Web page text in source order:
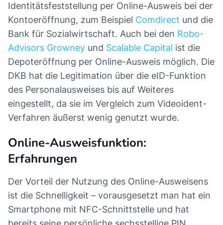
Identitätsfeststellung per Online-Ausweis bei der
Kontoeröffnung, zum Beispiel Comdirect und die
Bank für Sozialwirtschaft. Auch bei den Robo-
Advisors Growney und Scalable Capital ist die
Depoteröffnung per Online-Ausweis möglich. Die
DKB hat die Legitimation über die eID-Funktion
des Personalausweises bis auf Weiteres
eingestellt, da sie im Vergleich zum Videoident-
Verfahren äußerst wenig genutzt wurde.
Online-Ausweisfunktion:
Erfahrungen
Der Vorteil der Nutzung des Online-Ausweisens
ist die Schnelligkeit – vorausgesetzt man hat ein
Smartphone mit NFC-Schnittstelle und hat